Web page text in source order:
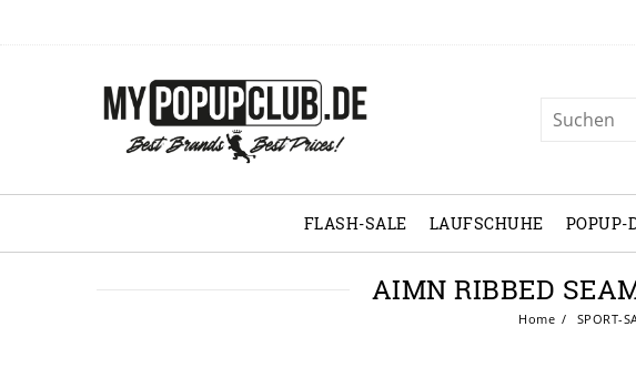
FLASH-SALE LAUFSCHUHE POPUP-
AIMN RIBBED
Home SPORT-